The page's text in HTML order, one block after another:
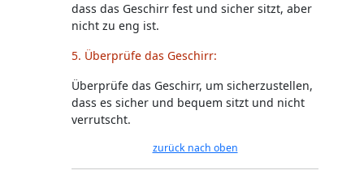
dass das Geschirr fest und sicher sitzt, aber
nicht zu eng ist.
5. Überprüfe das Geschirr:
Überprüfe das Geschirr, um sicherzustellen,
dass es sicher und bequem sitzt und nicht
verrutscht.
zurück nach oben